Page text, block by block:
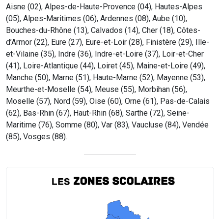
Aisne (02), Alpes-de-Haute-Provence (04), Hautes-Alpes
(05), Alpes-Maritimes (06), Ardennes (08), Aube (10),
Bouches-du-Rhône (13), Calvados (14), Cher (18), Côtes-
d’Armor (22), Eure (27), Eure-et-Loir (28), Finistère (29), Ille-
et-Vilaine (35), Indre (36), Indre-et-Loire (37), Loir-et-Cher
(41), Loire-Atlantique (44), Loiret (45), Maine-et-Loire (49),
Manche (50), Marne (51), Haute-Marne (52), Mayenne (53),
Meurthe-et-Moselle (54), Meuse (55), Morbihan (56),
Moselle (57), Nord (59), Oise (60), Orne (61), Pas-de-Calais
(62), Bas-Rhin (67), Haut-Rhin (68), Sarthe (72), Seine-
Maritime (76), Somme (80), Var (83), Vaucluse (84), Vendée
(85), Vosges (88).